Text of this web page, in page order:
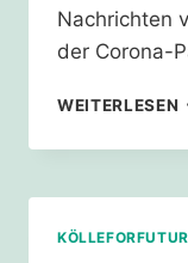
Nachrichten
der Corona-
WEITERLESEN